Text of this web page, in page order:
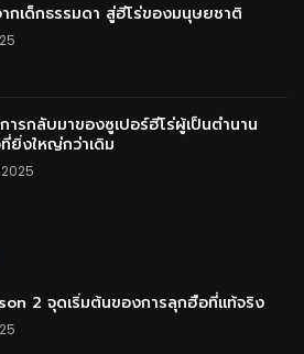
ากเด็กธรรมดา สู่ฮีโร่ของมนุษยชาติ
ารกลับมาของซูเปอร์ฮีโร่ผู้เป็นตำนาน
ยิ่งใหญ่กว่าเดิม
2025
2 จุดเริ่มต้นของการลุกฮือที่แท้จริง